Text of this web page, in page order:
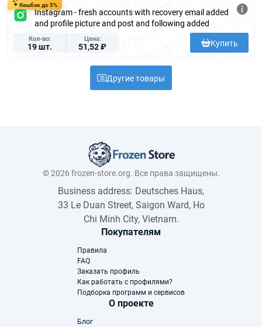
Кешбэк до 5%
Instagram - fresh accounts with recovery email added
and profile picture and post and following added
Кол-во
19 шт.
Цена
51,52 ₽ Купить
Другие товары
© 2026 frozen-store.org. Все права защищены.
Business address: Deutsches Haus,
33 Le Duan Street, Saigon Ward, Ho
Chi Minh City, Vietnam.
Покупателям
Правила
FAQ
Заказать профиль
Как работать с профилями?
Подборка программ и сервисов
О проекте
Блог